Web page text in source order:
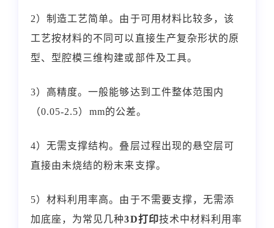
2）制造工艺简单。由于可用材料比较多，该
工艺按材料的不同可以直接生产复杂形状的原
型、型腔模三维构建或部件及工具。
3）高精度。一般能够达到工件整体范围内
（0.05-2.5）mm的公差。
4）无需支撑结构。叠层过程出现的悬空层可
直接由未烧结的粉末来支撑。
5）材料利用率高。由于不需要支撑，无需添
加底座，为常见几种3D打印技术中材料利用率